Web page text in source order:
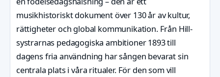
musikhistoriskt dokument över 130 år av kultur,
rättigheter och global kommunikation. Från Hill-
systrarnas pedagogiska ambitioner 1893 till
dagens fria användning har sången bevarat sin
centrala plats i våra ritualer. För den som vill